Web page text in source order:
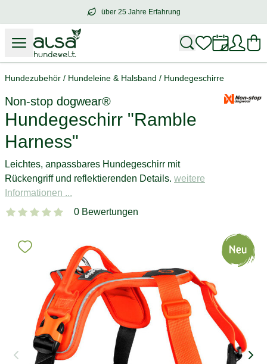
über 25 Jahre Erfahrung
über25 Jahre Erfahrung
Hundezubehör / Hundeleine & Halsband / Hundegeschirre
Non-stop dogwear®
Hundegeschirr "Ramble
Harness"
Leichtes, anpassbares Hundegeschirr mit
Rückengriff und reflektierenden Details. weitere
Informationen ...
0 Bewertungen